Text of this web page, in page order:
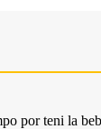
por teni la